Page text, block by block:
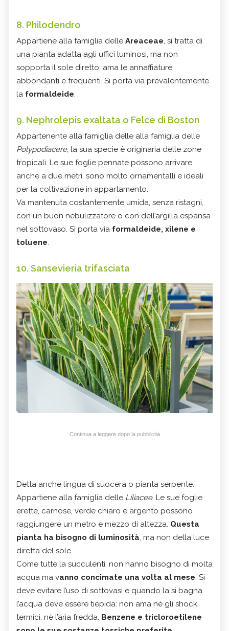
8. Philodendro
Appartiene alla famiglia delle Areaceae , si tratta di
una pianta adatta agli uffici luminosi, ma non
sopporta il sole diretto; ama le annaffiature
abbondanti e frequenti. Si porta via prevalentemente
la formaldeide
9. Nephrolepis exaltata o Felce di Boston
Appartenente alla famiglia delle alla famiglia delle
Polypodiacere, la sua specie è originaria delle zone
tropicali. Le sue foglie pennate possono arrivare
anche a due metri, sono molto ornamentalli e ideali
per la coltivazione in appartamento.
Va mantenuta costantemente umida, senza ristagni,
con un buon nebulizzatore o con dell’argilla espansa
nel sottovaso. Si porta via formaldeide, xilene e
toluene
10. Sansevieria trifasciata
Continua a leggere dopo la pubblicità
Detta anche lingua di suocera o pianta serpente.
Appartiene alla famiglia delle Liliacee. Le sue foglie
erette, carnose, verde chiaro e argento possono
raggiungere un metro e mezzo di altezza. Questa
pianta ha bisogno di luminosità, ma non della luce
diretta del sole.
Come tutte la succulenti, non hanno bisogno di molta
acqua ma vanno concimate una volta al mese. Si
deve evitare l’uso di sottovasi e quando la si bagna
l’acqua deve essere tiepida: non ama nè gli shock
termici, nè l’aria fredda. Benzene e tricloroetilene